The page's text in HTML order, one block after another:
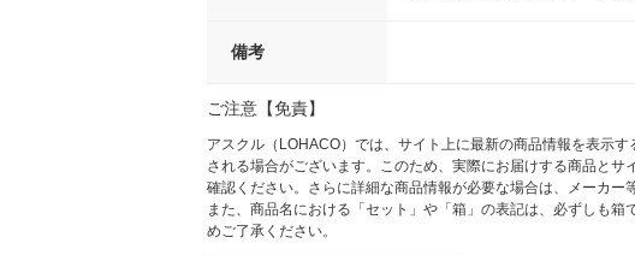
備考
ご注意【免責】
アスクル（LOHACO）では、サイト上に最新の商品情報を表示
される場合がございます。このため、実際にお届けする商品と
確認ください。さらに詳細な商品情報が必要な場合は、メーカー
また、商品名における「セット」や「箱」の表記は、必ずしも
めご了承ください。